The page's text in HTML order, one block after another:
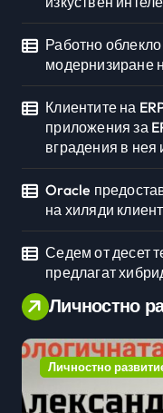
Работно
модернизиране
Клиентите на
приложения за
вградения в нея
Oracle
на хиляди
Седем от десет
предлагат
Личностно
Личностно